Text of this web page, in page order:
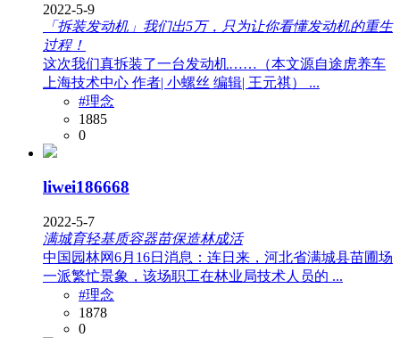
2022-5-9
「拆装发动机」我们出5万，只为让你看懂发动机的重生
过程！
这次我们真拆装了一台发动机……（本文源自途虎养车
上海技术中心 作者| 小螺丝 编辑| 王元祺） ...
#理念
1885
0
liwei186668
2022-5-7
满城育轻基质容器苗保造林成活
中国园林网6月16日消息：连日来，河北省满城县苗圃场
一派繁忙景象，该场职工在林业局技术人员的 ...
#理念
1878
0